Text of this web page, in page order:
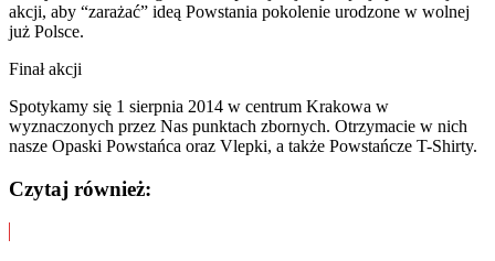
akcji, aby “zarażać” ideą Powstania pokolenie urodzone w wolnej
już Polsce.
Finał akcji
Spotykamy się 1 sierpnia 2014 w centrum Krakowa w
wyznaczonych przez Nas punktach zbornych. Otrzymacie w nich
nasze Opaski Powstańca oraz Vlepki, a także Powstańcze T-Shirty.
Czytaj również: